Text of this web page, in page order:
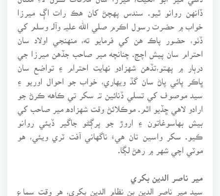
ڏانهن روانو ٿيو. سندس پهچڻ کان هڪ رات اڳ ميرزا
خواب ۾ حضرت رسول اڪرم صلي الله عليہ وآلہ وسلم کي
ڏٺو، حضور پاڪ هن کي فرمايو ته، منهنجي اولاد سان
احترام سان پيش اچج. چنانچه مير صاحب جڏهن ميرزا جي
درٻار ۾ پهتو،تڏهن شهزادو نهايت احترام ۽ تواضع سان
ڀاڪر پائي پاڻ سان گڏ ويهاري، خواب جو احوال اوريو ۽
سيد موصوف کي تسلي ڏنائين تہ سکر تي ڪاهه ڪرڻ جو
ارادو لاهي ڇڏيو اٿم. موڪلائڻ وقت شهزاده مير صاحب کي
بيش بهاسوغاتون ۽ اروڙ جو پرڳڻو جاگير ڏيئي روانو
ڪيو. سکر واسين تان هيءَ ناگهاني آفت ٽري ويئي، هو
موٽي اچي شهر ۾ رهڻ لڳا.
مير ناصر الدين بکري
سيد مير ناصر الدين بن نظام الدين بکري، هر وقت سماع